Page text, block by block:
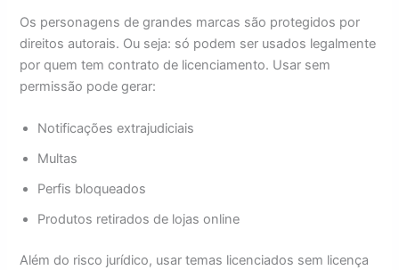
Os personagens de grandes marcas são protegidos por
direitos autorais. Ou seja: só podem ser usados legalmente
por quem tem contrato de licenciamento. Usar sem
permissão pode gerar:
Notificações extrajudiciais
Multas
Perfis bloqueados
Produtos retirados de lojas online
Além do risco jurídico, usar temas licenciados sem licença